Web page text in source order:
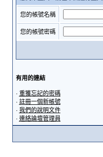
您的帳號名稱
您的帳號密碼
有用的連結
· 重獲忘記的密碼
· 註冊一個新帳號
· 我們的說明文件
· 連絡論壇管理員